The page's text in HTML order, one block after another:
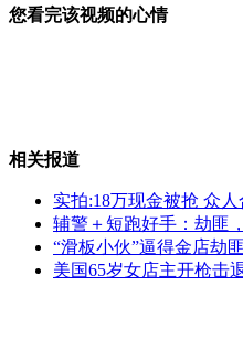
2艘中国渔船韩海域遇险
西班牙选丑大赛 扮鬼脸
您看完该视频的心情
相关报道
实拍:18万现金被抢 众
辅警＋短跑好手：劫匪
“滑板小伙”逼得金店劫
美国65岁女店主开枪击